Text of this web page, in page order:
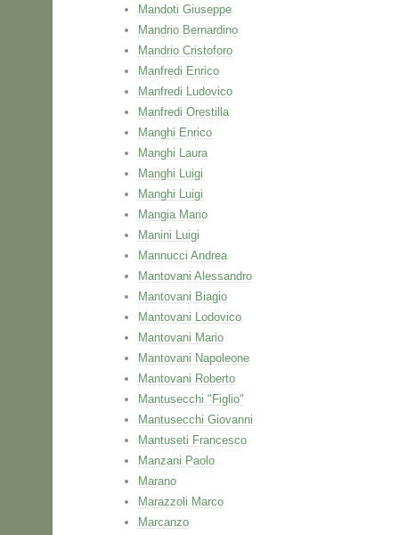
Mandoti Giuseppe
Mandrio Bernardino
Mandrio Cristoforo
Manfredi Enrico
Manfredi Ludovico
Manfredi Orestilla
Manghi Enrico
Manghi Laura
Manghi Luigi
Manghi Luigi
Mangia Mario
Manini Luigi
Mannucci Andrea
Mantovani Alessandro
Mantovani Biagio
Mantovani Lodovico
Mantovani Mario
Mantovani Napoleone
Mantovani Roberto
Mantusecchi "Figlio"
Mantusecchi Giovanni
Mantuseti Francesco
Manzani Paolo
Marano
Marazzoli Marco
Marcanzo